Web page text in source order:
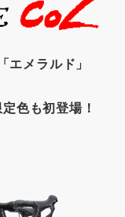
メラルド」
色も初登場！